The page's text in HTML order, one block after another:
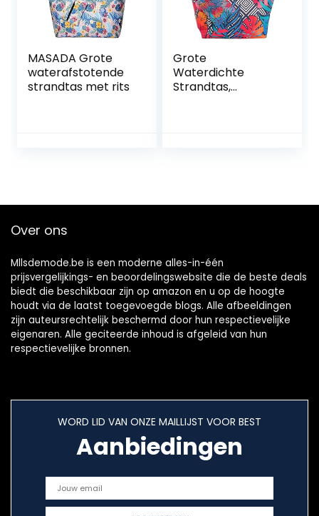
MASADA Grote
waterafstotende
strandtas met rits
Grote
Waterdichte
Strandtas,
Over ons
Mllsdemode.be is een moderne alles-in-één
prijsvergelijkings- en beoordelingswebsite die de beste deals
biedt die beschikbaar zijn op amazon en u op de hoogte
houdt via de laatst toegevoegde blogs. Alle afbeeldingen
zijn auteursrechtelijk beschermd door hun respectievelijke
eigenaren. Alle geciteerde inhoud is afgeleid van hun
respectievelijke bronnen.
WORD LID VAN ONZE MAILLIJST VOOR BEST
Aanbiedingen